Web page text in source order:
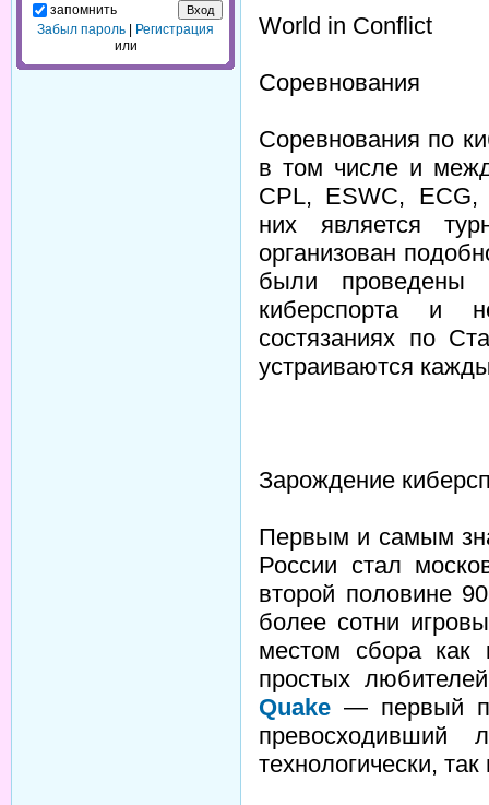
запомнить
Забыл пароль
Регистрация
или
World in Сonflict
Соревнования
Соревнования по
в том числе и
CPL, ESWC, ECG,
них является
организован
были проведены
киберспорта и
состязаниях по
устраиваются
Зарождение
Первым и самым
России стал
второй половине
более сотни
местом сбора как
простых
Quake — первый
технологически,